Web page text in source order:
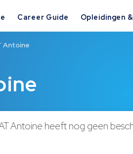
Career Guide Opleidingen
Antoine
Antoine heeft nog geen